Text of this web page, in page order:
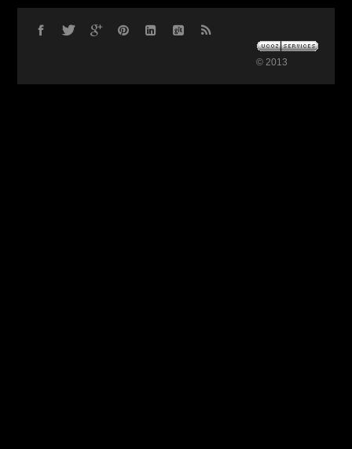
© 2013